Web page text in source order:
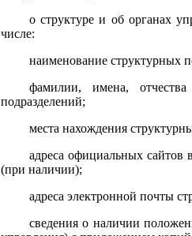
о структуре и об органах
числе:
наименование структурных
фамилии, имена,
подразделений;
места нахождения
адреса официальных сайтов
(при наличии);
адреса электронной почты
сведения о наличии